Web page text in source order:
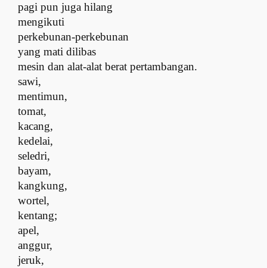
pagi pun juga hilang
mengikuti
perkebunan-perkebunan
yang mati dilibas
mesin dan alat-alat berat pertambangan.
sawi,
mentimun,
tomat,
kacang,
kedelai,
seledri,
bayam,
kangkung,
wortel,
kentang;
apel,
anggur,
jeruk,